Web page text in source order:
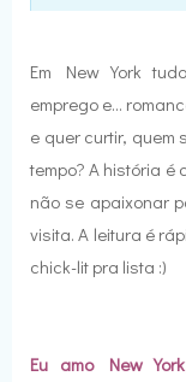
Em New York
emprego e...
e quer curtir, quem
tempo? A história é
não se apaixonar
visita. A leitura é
chick-lit pra lista :)
Eu amo New York